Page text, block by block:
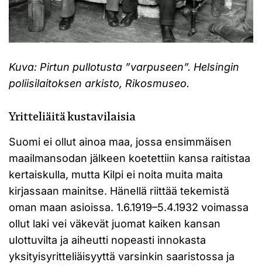
Kuva: Pirtun pullotusta ”varpuseen”. Helsingin
poliisilaitoksen arkisto, Rikosmuseo.
Yritteliäitä kustavilaisia
Suomi ei ollut ainoa maa, jossa ensimmäisen
maailmansodan jälkeen koetettiin kansa raitistaa
kertaiskulla, mutta Kilpi ei noita muita maita
kirjassaan mainitse. Hänellä riittää tekemistä
oman maan asioissa. 1.6.1919–5.4.1932 voimassa
ollut laki vei väkevät juomat kaiken kansan
ulottuvilta ja aiheutti nopeasti innokasta
yksityisyritteliäisyyttä varsinkin saaristossa ja